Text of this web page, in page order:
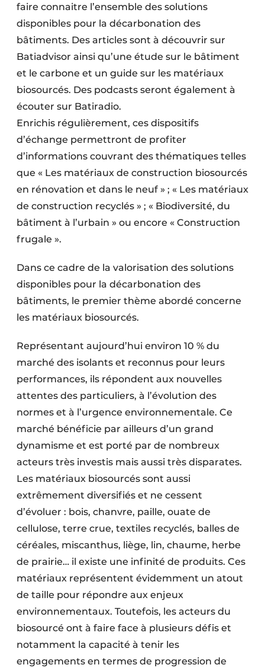
faire connaitre l’ensemble des solutions
disponibles pour la décarbonation des
bâtiments. Des articles sont à découvrir sur
Batiadvisor ainsi qu’une étude sur le bâtiment
et le carbone et un guide sur les matériaux
biosourcés. Des podcasts seront également à
écouter sur Batiradio.
Enrichis régulièrement, ces dispositifs
d’échange permettront de profiter
d’informations couvrant des thématiques telles
que « Les matériaux de construction biosourcés
en rénovation et dans le neuf » ; « Les matériaux
de construction recyclés » ; « Biodiversité, du
bâtiment à l’urbain » ou encore « Construction
frugale ».
Dans ce cadre de la valorisation des solutions
disponibles pour la décarbonation des
bâtiments, le premier thème abordé concerne
les matériaux biosourcés.
Représentant aujourd’hui environ 10 % du
marché des isolants et reconnus pour leurs
performances, ils répondent aux nouvelles
attentes des particuliers, à l’évolution des
normes et à l’urgence environnementale. Ce
marché bénéficie par ailleurs d’un grand
dynamisme et est porté par de nombreux
acteurs très investis mais aussi très disparates.
Les matériaux biosourcés sont aussi
extrêmement diversifiés et ne cessent
d’évoluer : bois, chanvre, paille, ouate de
cellulose, terre crue, textiles recyclés, balles de
céréales, miscanthus, liège, lin, chaume, herbe
de prairie… il existe une infinité de produits. Ces
matériaux représentent évidemment un atout
de taille pour répondre aux enjeux
environnementaux. Toutefois, les acteurs du
biosourcé ont à faire face à plusieurs défis et
notamment la capacité à tenir les
engagements en termes de progression de